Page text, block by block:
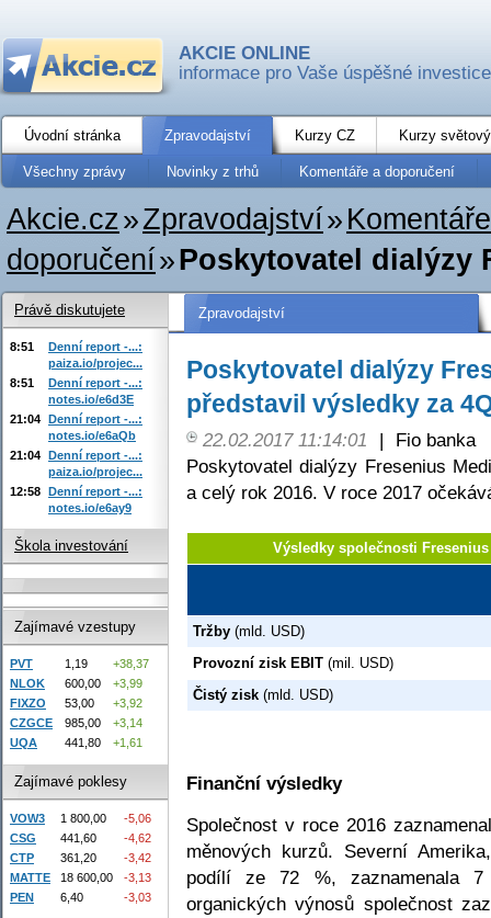
AKCIE ONLINE
informace pro Vaše úspěšné investice
Úvodní stránka Zpravodajství Kurzy CZ Kurzy
Všechny zprávy Novinky z trhů Komentáře a doporučení
Akcie.cz»Zpravodajství»
doporučení»Poskytovatel dialýzy
Zpravodajství
Poskytovatel dialýzy
představil výsledky za
22.02.2017 11:14:01 |
Fio banka
Poskytovatel dialýzy Fresenius
a celý rok 2016. V roce 2017
Výsledky společnosti Fresenius
Tržby (mld. USD)
Provozní zisk EBIT (mil. USD)
Čistý zisk (mld. USD)
Finanční výsledky
Společnost v roce 2016
měnových kurzů. Severní
podílí ze 72 %, zaznamenala
organických výnosů společnost
Právě diskutujete
8:51
Denní report -...:
paiza.io/projec...
8:51
Denní report -...:
notes.io/e6d3E
21:04 Denní report -...:
notes.io/e6aQb
21:04 Denní report -...:
paiza.io/projec...
12:58 Denní report -...:
notes.io/e6ay9
Škola investování
Zajímavé vzestupy
PVT 1,19
+38,37
NLOK
600,00
+3,99
FIXZO
53,00
+3,92
CZGCE
985,00
+3,14
UQA
441,80 +1,61
Zajímavé poklesy
VOW3 1 800,00
-5,06
CSG
441,60
-4,62
CTP
361,20
-3,42
MATTE
18 600,00
-3,13
PEN
6,40 -3,03